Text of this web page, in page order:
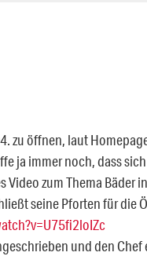
zu öffnen, laut
ja immer noch, dass
Video zum Thema
seine Pforten für die
und den